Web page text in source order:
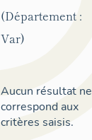
(Département :
Var)
Aucun résultat ne
correspond aux
critères saisis.